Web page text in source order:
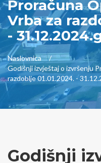
Proračuna
Vrba za
-
Naslovnica
Godišnji izvještaj o izvršenju
razdoblje 01.01.2024. -
Godišnji